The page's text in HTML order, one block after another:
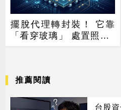
擺脫代理轉封裝！ 它靠
「看穿玻璃」 處置照飆2
漲停
推薦閱讀
台股